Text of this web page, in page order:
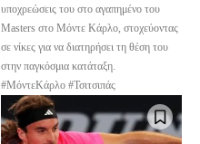
υποχρεώσεις του στο αγαπημένο του
Masters στο Μόντε Κάρλο, στοχεύοντας
σε νίκες για να διατηρήσει τη θέση του
στην παγκόσμια κατάταξη.
#ΜόντεΚάρλο #Τσιτσιπάς